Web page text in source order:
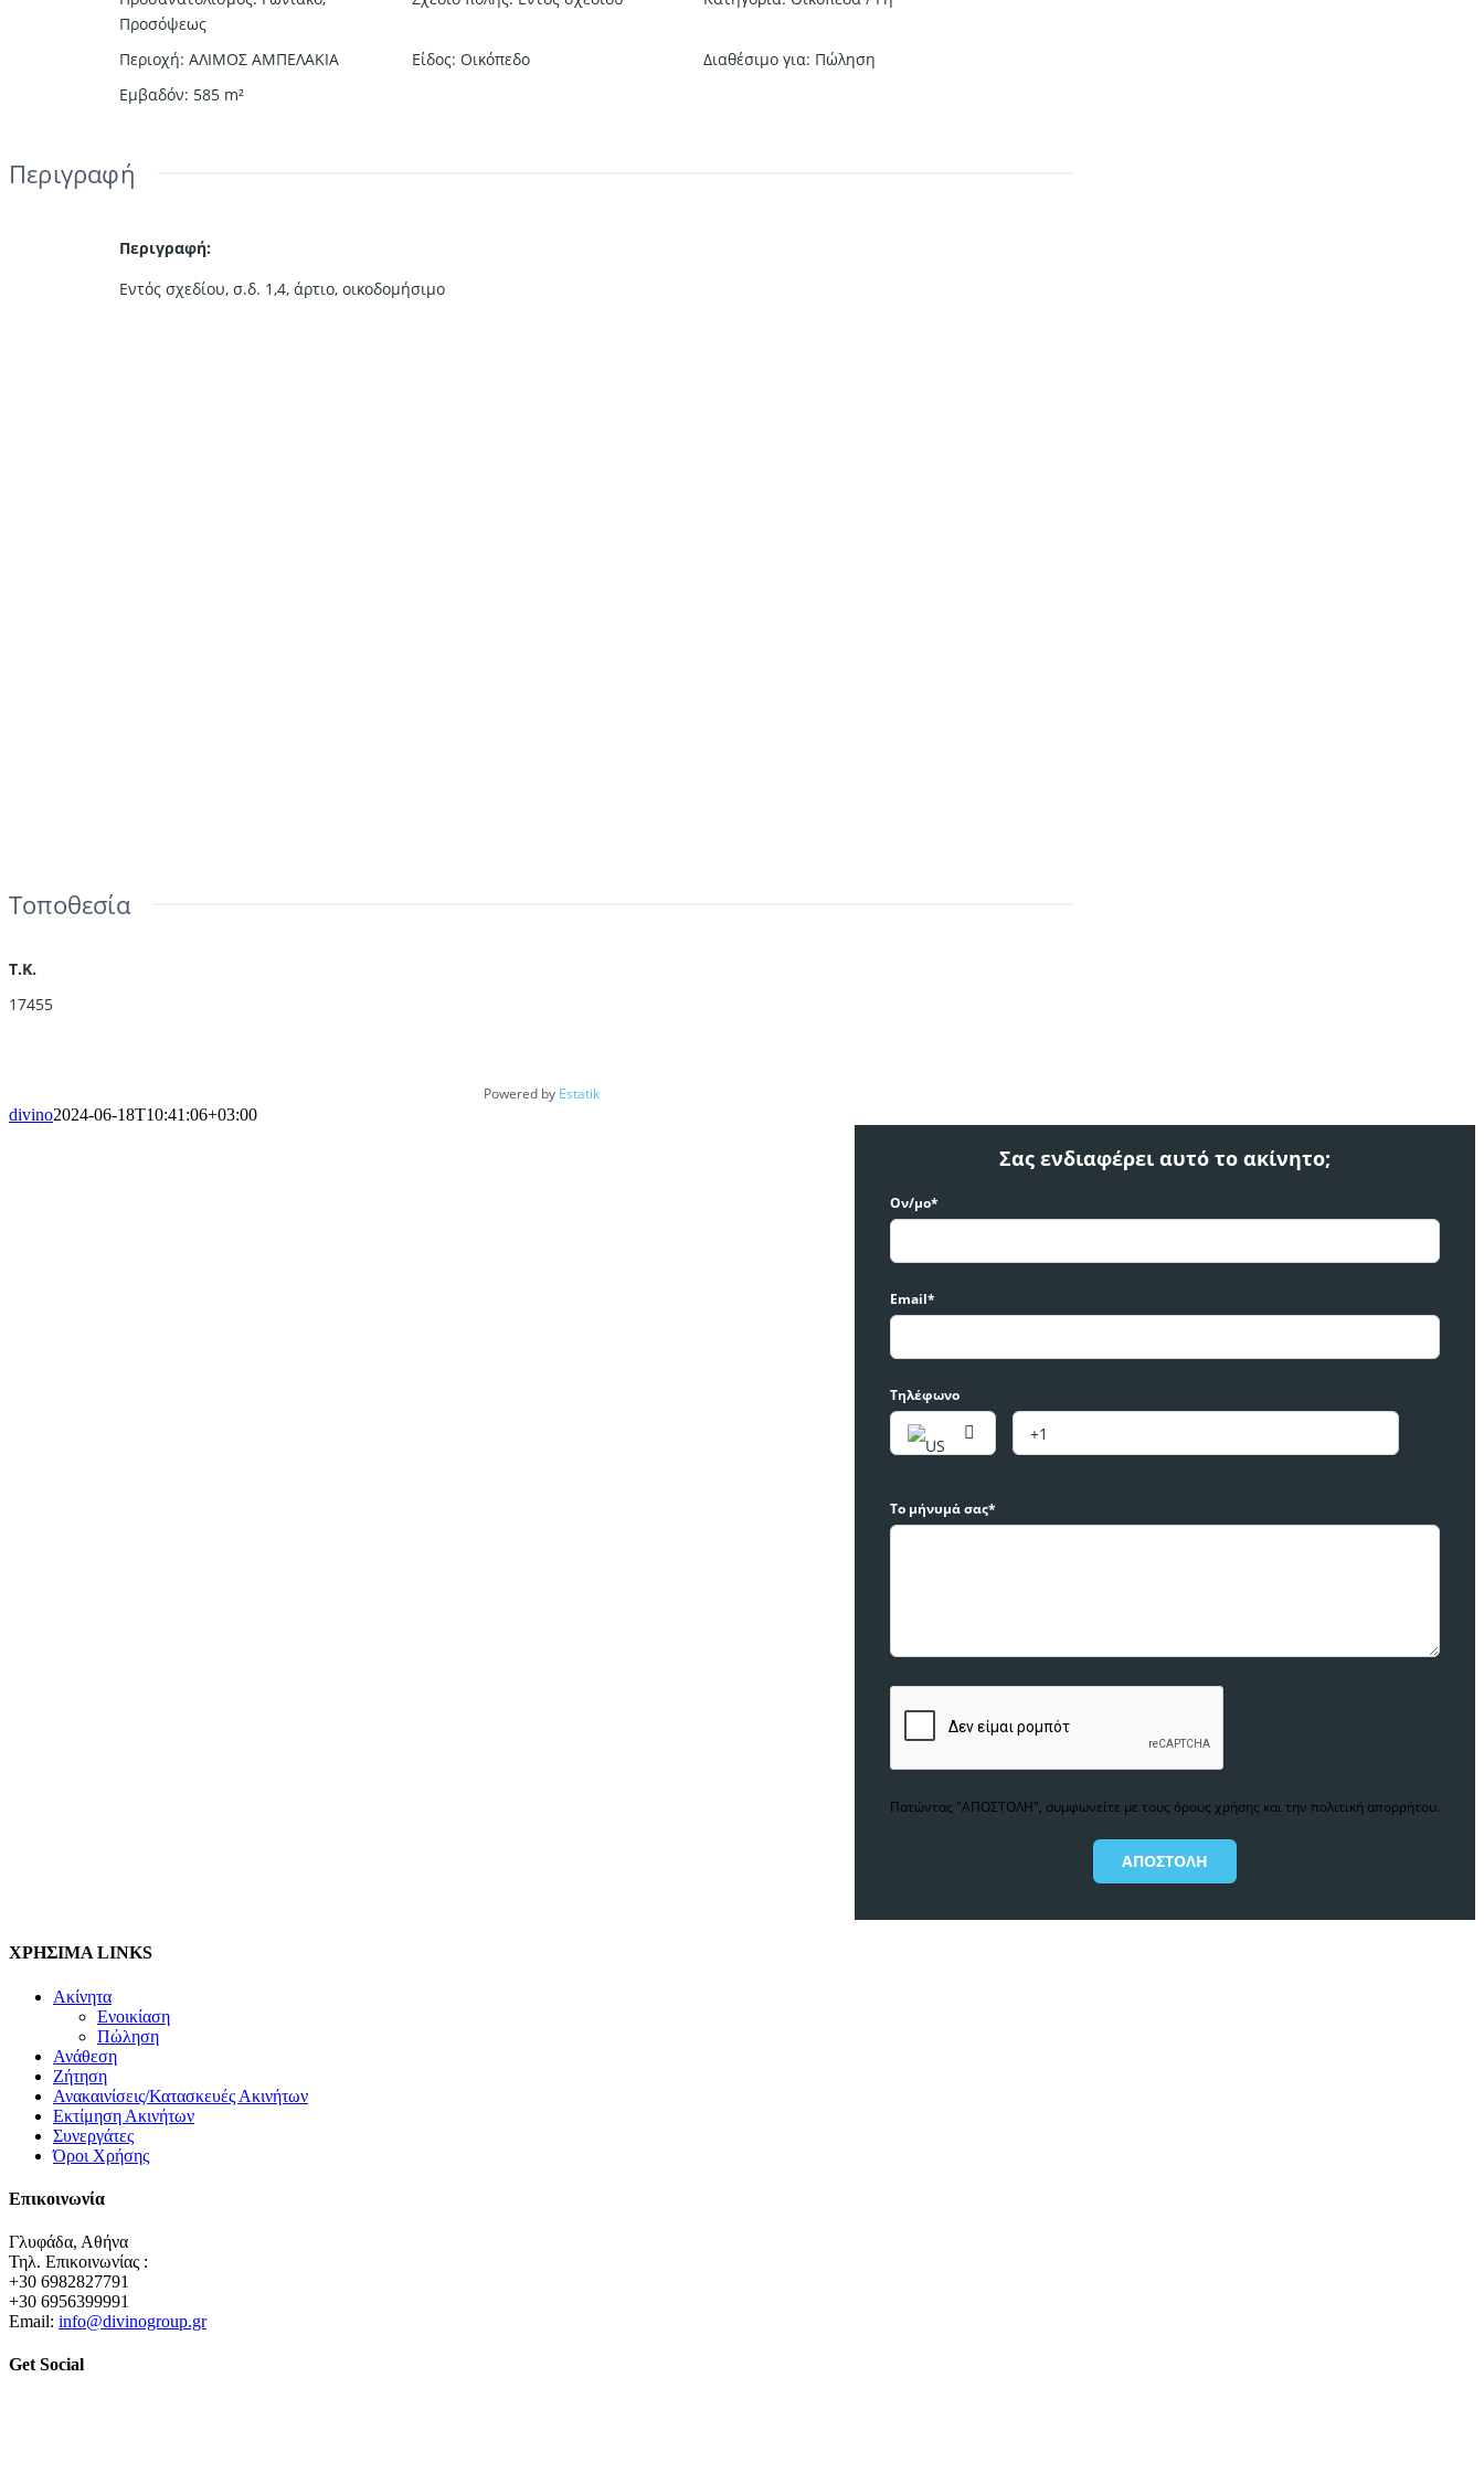
Προσόψεως
Περιοχή: ΑΛΙΜΟΣ ΑΜΠΕΛΑΚΙΑ Είδος: Οικόπεδο Διαθέσιμο για: Πώληση
Εμβαδόν: 585 m²
Περιγραφή
Περιγραφή:
Εντός σχεδίου, σ.δ. 1,4, άρτιο, οικοδομήσιμο
Τοποθεσία
Τ.Κ.
17455
Powered by Estatik
divino2024-06-18T10:41:06+03:00
Σας ενδιαφέρει αυτό το ακίνητο;
Ον/μο*
Email*
Τηλέφωνο
Το μήνυμά σας*
Πατώντας "ΑΠΟΣΤΟΛΗ", συμφωνείτε με τους όρους χρήσης και την πολιτική απορρήτου.
ΑΠΟΣΤΟΛΗ
ΧΡΗΣΙΜΑ LINKS
Ακίνητα
Ενοικίαση
Πώληση
Ανάθεση
Ζήτηση
Ανακαινίσεις/Κατασκευές Ακινήτων
Εκτίμηση Ακινήτων
Συνεργάτες
Όροι Χρήσης
Επικοινωνία
Γλυφάδα, Αθήνα
Τηλ. Επικοινωνίας :
+30 6982827791
+30 6956399991
Email: info@divinogroup.gr
Get Social